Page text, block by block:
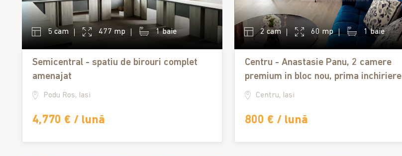
5 cam 477 mp 1 baie
Semicentral - spatiu de birouri complet
amenajat
Podu Ros, Iasi
4,770 € / lună
2 cam 60 mp 1 baie
Centru - Anastasie Panu, 2 camere
premium in bloc nou, prima inchiriere
Centru, Iasi
800 € / lună